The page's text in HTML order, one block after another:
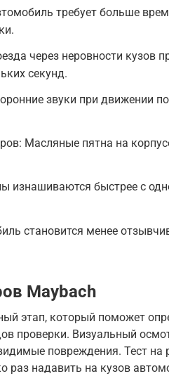
требует больше
через неровности кузов
секунд.
звуки при движении
Масляные пятна на
изнашиваются быстрее с
становится менее
Maybach
этап, который поможет
проверки. Визуальный
повреждения. Тест на
раз надавить на кузов